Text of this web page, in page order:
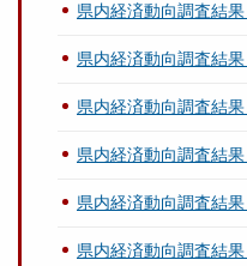
県内経済動向調査結
県内経済動向調査結
県内経済動向調査結
県内経済動向調査結
県内経済動向調査結
県内経済動向調査結